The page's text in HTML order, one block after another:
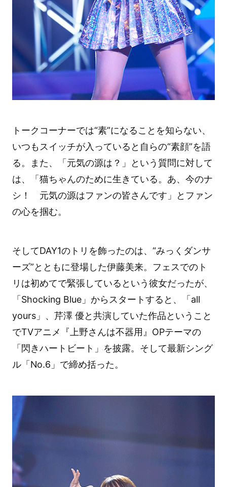
トークコーナーでは“素”になることを知らない、
いつもスイッチが入っていると自らの“素顔”を語
る。また、「元気の源は？」という質問に対して
は、「猫ちゃんのために生きている。あ、今のナ
シ！ 元気の源はファンの皆さんです」とファン
の心を掴む。
そしてDAY1のトリを飾ったのは、“みっくダンサ
ーズ”とともに登場した伊藤美来。フェスでのト
リは初めてで緊張しているという彼女だったが、
「Shocking Blue」からスタートすると、「all
yours」、芹澤 優と共演していた作品ということ
でTVアニメ『上野さんは不器用』OPテーマの
「閃きハートビート」を披露。そして最新シング
ル「No.6」で締め括った。